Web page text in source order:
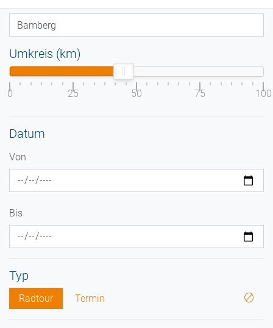
Umkreis (km)
0 25 50 75 100
Datum
Von
Bis
Typ
Radtour Termin